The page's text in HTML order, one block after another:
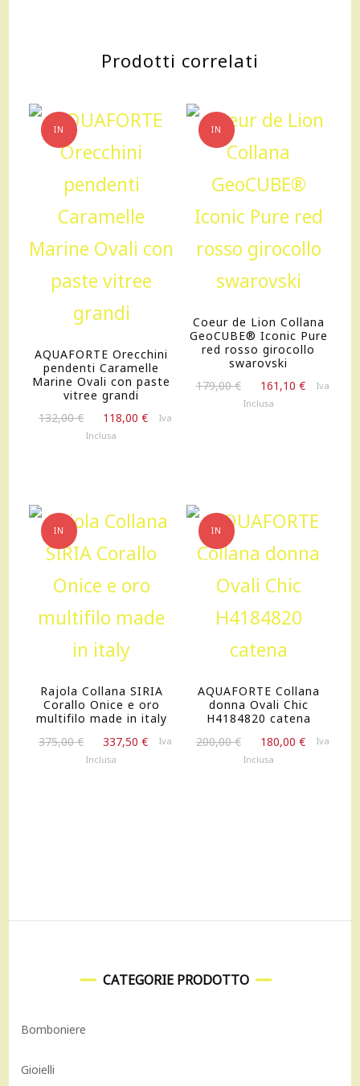
Prodotti correlati
IN
OFFERTA!
AQUAFORTE Orecchini
pendenti Caramelle
Marine Ovali con paste
vitree grandi
132,00€
prezzo
118,00€
IlIva
Inclusa
IN
OFFERTA!
Coeur de Lion Collana
GeoCUBE® Iconic Pure
red rosso girocollo
swarovski
179,00€
prezzo
161,10 €
IlIva
Inclusa
IN
OFFERTA!
Rajola Collana SIRIA
Corallo Onice e oro
multifilo made in italy
375,00€
prezzo
337,50€
IlIva
Inclusa
IN
OFFERTA!
AQUAFORTE Collana
donna Ovali Chic
H4184820 catena
200,00€
prezzo
180,00 €
IlIva
Inclusa
CATEGORIE PRODOTTO
Bomboniere
Gioielli